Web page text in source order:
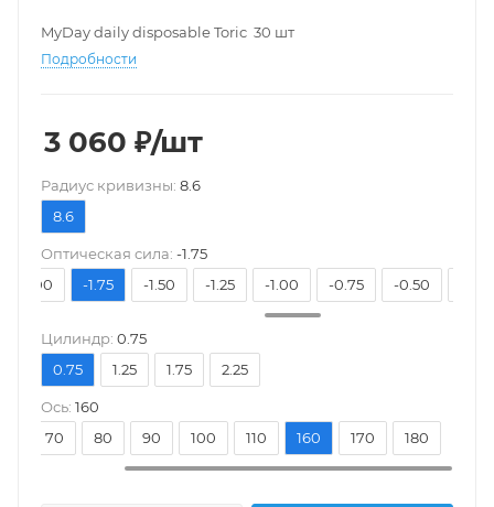
MyDay daily disposable Toric 30 шт
Подробности
3 060 ₽/шт
Pадиус кривизны: 8.6
8.6
Оптическая сила: -1.75
-2.00
-1.75 -1.50 -1.25 -1.00 -0.75 -0.50
Цилиндр: 0.75
0.75
1.25 1.75 2.25
Ось: 160
70 80 90 100 110 160 170 180